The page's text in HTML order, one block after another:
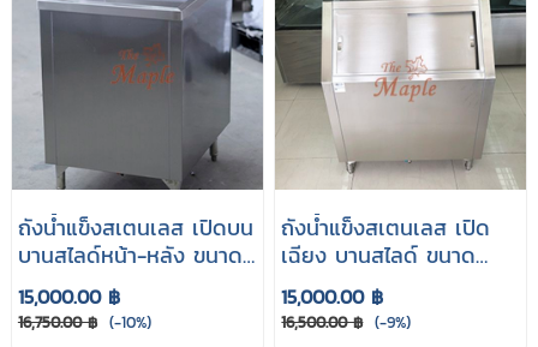
ถังน้ำแข็งสเตนเลส เปิดบน
บานสไลด์หน้า-หลัง ขนาด
60x75x85 cm.
15,000.00 ฿
16,750.00 ฿ (-10%)
ถังน้ำแข็งสเตนเลส เปิด
เฉียง บานสไลด์ ขนาด
60x60x80 cm.
15,000.00 ฿
16,500.00 ฿ (-9%)